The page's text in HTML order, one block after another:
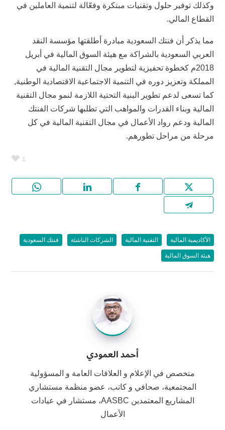
وكذلك توفير حلول وتقنيات مبتكرة وفعّالة لتنمية العاملين في
القطاع المالي.
مما يذكر أن فنتك السعودية مبادرة أطلقتها مؤسسة النقد
العربي السعودية بالشراكة مع هيئة السوق المالية في أبريل
2018م كخطوة تحفيزية لتطوير مجال التقنية المالية في
المملكة وتعزيز دوره في التنمية الاجتماعية الاقتصادية الوطنية,
كما تسعى لدعم تطوير البنية التحتية اللازمة لنمو مجال التقنية
المالية وبناء القدرات والمواهب التي تطلبها شركات الفنتك
المالية ودعم رواد الأعمال في مجال التقنية المالية في كل
مرحلة من مراحل تطورهم.
1
الأكاديمية المالية التقنية المالية الشركات الناشئة فنتك السعودية
هيئة السوق المالية
أحمد العمودي
متخصص في الإعلام و العلاقات العامة و المسؤولية
المجتمعية، صحافي و كاتب، عضو منظمة مستشاري
المشاريع المعتمدين AASBC، مستشار في عيادات
الأعمال